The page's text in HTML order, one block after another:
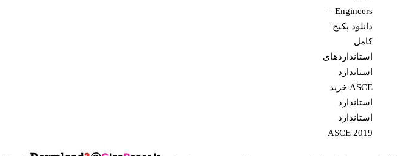
Engineers –
دانلود پکیج
کامل
استانداردهای
استاندارد
ASCE خرید
استاندارد
استاندارد
ASCE 2019